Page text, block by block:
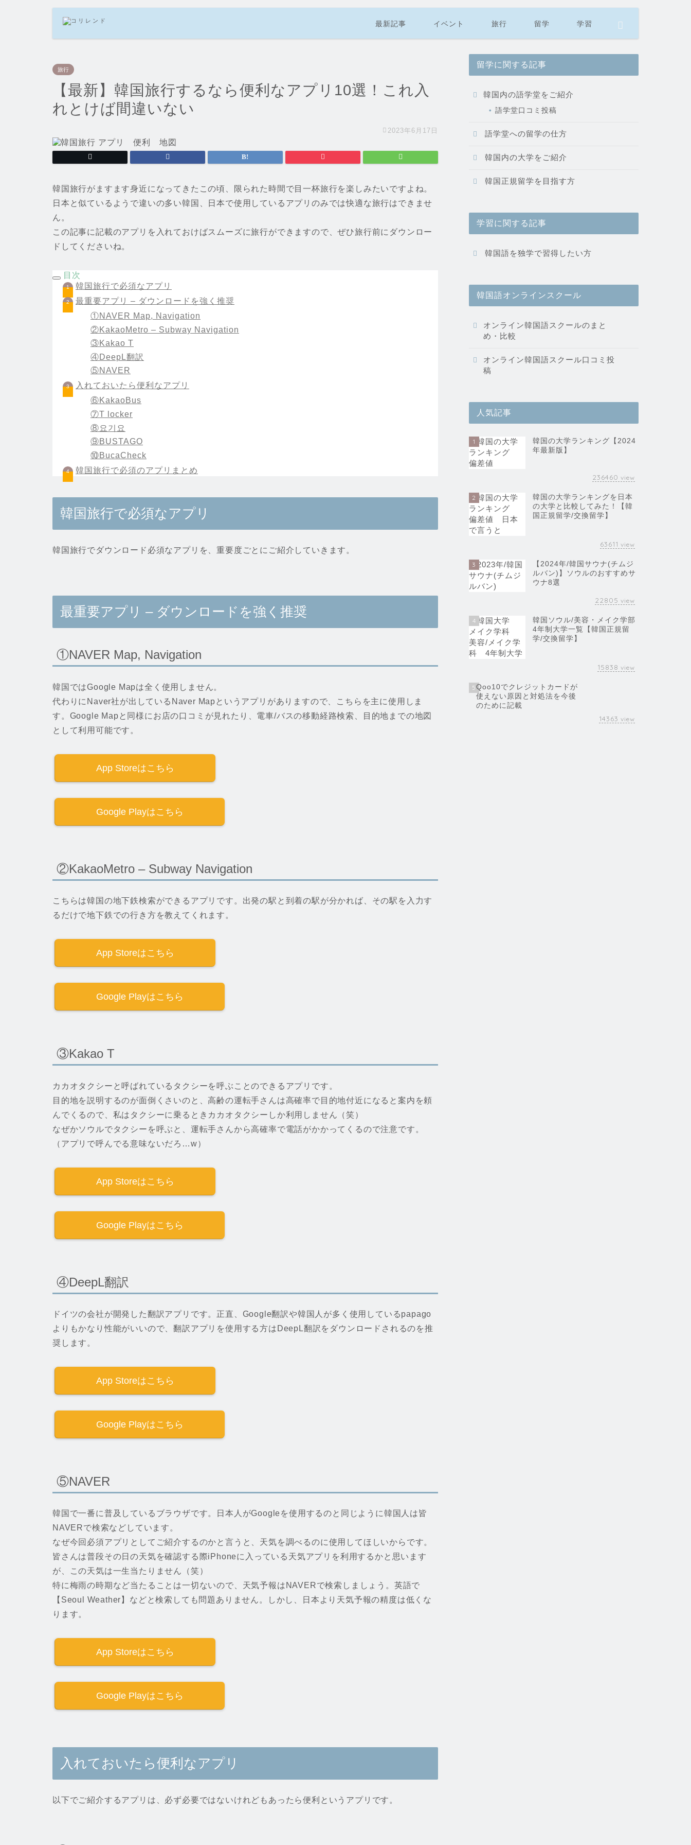
最新記事 イベント 旅行 留学 学習
旅行
【最新】韓国旅行するなら便利なアプリ10選！これ入
れとけば間違いない
2023年6月17日
韓国旅行がますます身近になってきたこの頃、限られた時間で目一杯旅行を楽しみたいですよね。
日本と似ているようで違いの多い韓国、日本で使用しているアプリのみでは快適な旅行はできませ
ん。
この記事に記載のアプリを入れておけばスムーズに旅行ができますので、ぜひ旅行前にダウンロー
ドしてくださいね。
目次
韓国旅行で必須なアプリ
最重要アプリ – ダウンロードを強く推奨
①NAVER Map, Navigation
②KakaoMetro – Subway Navigation
③Kakao T
④DeepL翻訳
⑤NAVER
入れておいたら便利なアプリ
⑥KakaoBus
⑦T locker
⑧요기요
⑨BUSTAGO
⑩BucaCheck
韓国旅行で必須のアプリまとめ
韓国旅行で必須なアプリ
韓国旅行でダウンロード必須なアプリを、重要度ごとにご紹介していきます。
最重要アプリ – ダウンロードを強く推奨
①NAVER Map, Navigation
韓国ではGoogle Mapは全く使用しません。
代わりにNaver社が出しているNaver Mapというアプリがありますので、こちらを主に使用しま
す。Google Mapと同様にお店の口コミが見れたり、電車/バスの移動経路検索、目的地までの地図
として利用可能です。
App Storeはこちら
Google Playはこちら
②KakaoMetro – Subway Navigation
こちらは韓国の地下鉄検索ができるアプリです。出発の駅と到着の駅が分かれば、その駅を入力す
るだけで地下鉄での行き方を教えてくれます。
App Storeはこちら
Google Playはこちら
③Kakao T
カカオタクシーと呼ばれているタクシーを呼ぶことのできるアプリです。
目的地を説明するのが面倒くさいのと、高齢の運転手さんは高確率で目的地付近になると案内を頼
んでくるので、私はタクシーに乗るときカカオタクシーしか利用しません（笑）
なぜかソウルでタクシーを呼ぶと、運転手さんから高確率で電話がかかってくるので注意です。
（アプリで呼んでる意味ないだろ…w）
App Storeはこちら
Google Playはこちら
④DeepL翻訳
ドイツの会社が開発した翻訳アプリです。正直、Google翻訳や韓国人が多く使用しているpapago
よりもかなり性能がいいので、翻訳アプリを使用する方はDeepL翻訳をダウンロードされるのを推
奨します。
App Storeはこちら
Google Playはこちら
⑤NAVER
韓国で一番に普及しているブラウザです。日本人がGoogleを使用するのと同じように韓国人は皆
NAVERで検索などしています。
なぜ今回必須アプリとしてご紹介するのかと言うと、天気を調べるのに使用してほしいからです。
皆さんは普段その日の天気を確認する際iPhoneに入っている天気アプリを利用するかと思います
が、この天気は一生当たりません（笑）
特に梅雨の時期など当たることは一切ないので、天気予報はNAVERで検索しましょう。英語で
【Seoul Weather】などと検索しても問題ありません。しかし、日本より天気予報の精度は低くな
ります。
App Storeはこちら
Google Playはこちら
入れておいたら便利なアプリ
以下でご紹介するアプリは、必ず必要ではないけれどもあったら便利というアプリです。
留学に関する記事
韓国内の語学堂をご紹介
語学堂口コミ投稿
語学堂への留学の仕方
韓国内の大学をご紹介
韓国正規留学を目指す方
学習に関する記事
韓国語を独学で習得したい方
韓国語オンラインスクール
オンライン韓国語スクールのまと
め・比較
オンライン韓国語スクール口コミ投
稿
人気記事
1
韓国の大学ランキング【2024
年最新版】
236460 view
2
韓国の大学ランキングを日本
の大学と比較してみた！【韓
国正規留学/交換留学】
63611 view
3
【2024年/韓国サウナ(チムジ
ルバン)】ソウルのおすすめサ
ウナ8選
22805 view
4
韓国ソウル/美容・メイク学部
4年制大学一覧【韓国正規留
学/交換留学】
15838 view
5Qoo10でクレジットカードが
使えない原因と対処法を今後
のために記載
14363 view